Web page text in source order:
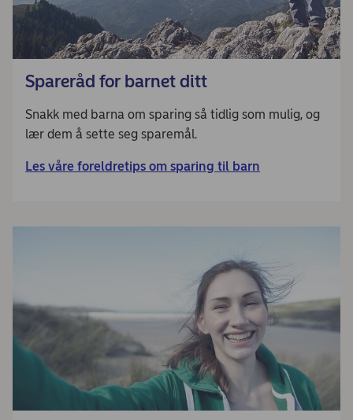
Spareråd for barnet ditt
Snakk med barna om sparing så tidlig som mulig, og
lær dem å sette seg sparemål.
Les våre foreldretips om sparing til barn